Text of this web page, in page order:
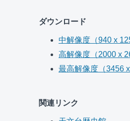
ダウンロード
中解像度（940 x
高解像度（2000 x
最高解像度（3456
関連リンク